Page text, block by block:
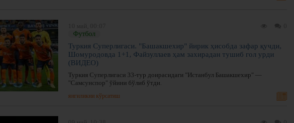
Футбол
Туркия Суперлигаси. "Башакшехир" йирик ҳисобда зафар қучди,
Шомуродовда 1+1, Файзуллаев ҳам захирадан тушиб гол урди
(ВИДЕО)
Туркия Суперлигаси 33-тур доирасидаги "Истанбул Башакшехир" —
"Самсунспор" ўйини бўлиб ўтди.
янгиликни кўрсатиш